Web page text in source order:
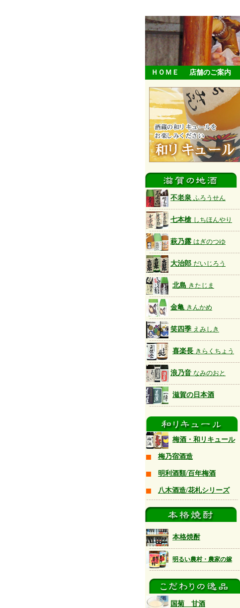
ＨＯＭＥ 店舗のご案内
不老泉 ふろうせん
七本槍 しちほんやり
萩乃露 はぎのつゆ
大治郎 だいじろう
北島 きたじま
金亀 きんかめ
笑四季 えみしき
喜楽長 きらくちょう
浪乃音 なみのおと
滋賀の日本酒
梅酒・和リキュール
梅乃宿酒造
明利酒類/百年梅酒
八木酒造/花札シリーズ
本格焼酎
明るい農村・農家の嫁
国菊 甘酒